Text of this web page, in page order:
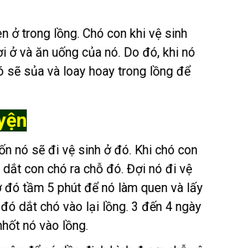
ở trong lồng. Chó con khi vệ sinh
ở và ăn uống của nó. Do đó, khi nó
sẽ sủa và loay hoay trong lồng để
nó sẽ đi vệ sinh ở đó. Khi chó con
con chó ra chỗ đó. Đợi nó đi vệ
đó tầm 5 phút để nó làm quen và lấy
dắt chó vào lại lồng. 3 đến 4 ngày
nó vào lồng.